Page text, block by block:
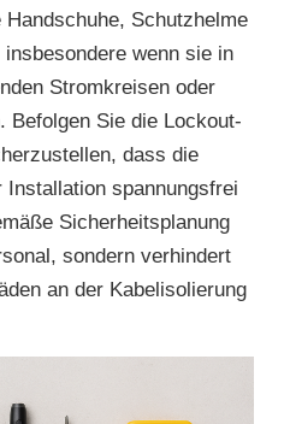
Schutzhelme
wenn sie in
Stromkreisen oder
Befolgen Sie die Lockout-
dass die
spannungsfrei
Sicherheitsplanung
sondern verhindert
an der Kabelisolierung